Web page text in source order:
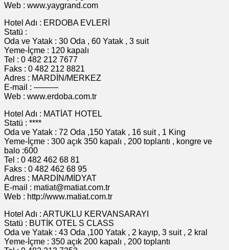
Web : www.yaygrand.com
Hotel Adı : ERDOBA EVLERİ
Statü :
Oda ve Yatak : 30 Oda , 60 Yatak , 3 suit
Yeme-İçme : 120 kapalı
Tel : 0 482 212 7677
Faks : 0 482 212 8821
Adres : MARDİN/MERKEZ
E-mail : ———
Web : www.erdoba.com.tr
Hotel Adı : MATİAT HOTEL
Statü : ****
Oda ve Yatak : 72 Oda ,150 Yatak , 16 suit , 1 King
Yeme-İçme : 300 açık 350 kapalı , 200 toplantı , kongre ve
balo :600
Tel : 0 482 462 68 81
Faks : 0 482 462 68 95
Adres : MARDİN/MİDYAT
E-mail : matiat@matiat.com.tr
Web : http://www.matiat.com.tr
Hotel Adı : ARTUKLU KERVANSARAYI
Statü : BUTİK OTEL S CLASS
Oda ve Yatak : 43 Oda ,100 Yatak , 2 kayıp, 3 suit , 2 kral
Yeme-İçme : 350 açık 200 kapalı , 200 toplantı